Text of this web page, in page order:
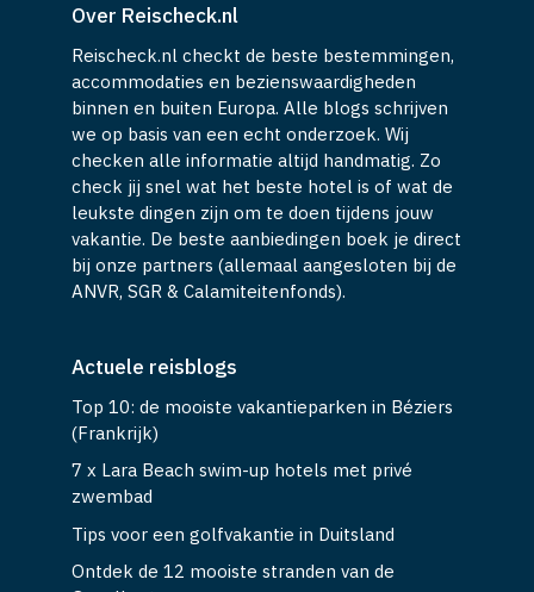
Over Reischeck.nl
Reischeck.nl checkt de beste bestemmingen,
accommodaties en bezienswaardigheden
binnen en buiten Europa. Alle blogs schrijven
we op basis van een echt onderzoek. Wij
checken alle informatie altijd handmatig. Zo
check jij snel wat het beste hotel is of wat de
leukste dingen zijn om te doen tijdens jouw
vakantie. De beste aanbiedingen boek je direct
bij onze partners (allemaal aangesloten bij de
ANVR, SGR & Calamiteitenfonds).
Actuele reisblogs
Top 10: de mooiste vakantieparken in Béziers
(Frankrijk)
7 x Lara Beach swim-up hotels met privé
zwembad
Tips voor een golfvakantie in Duitsland
Ontdek de 12 mooiste stranden van de